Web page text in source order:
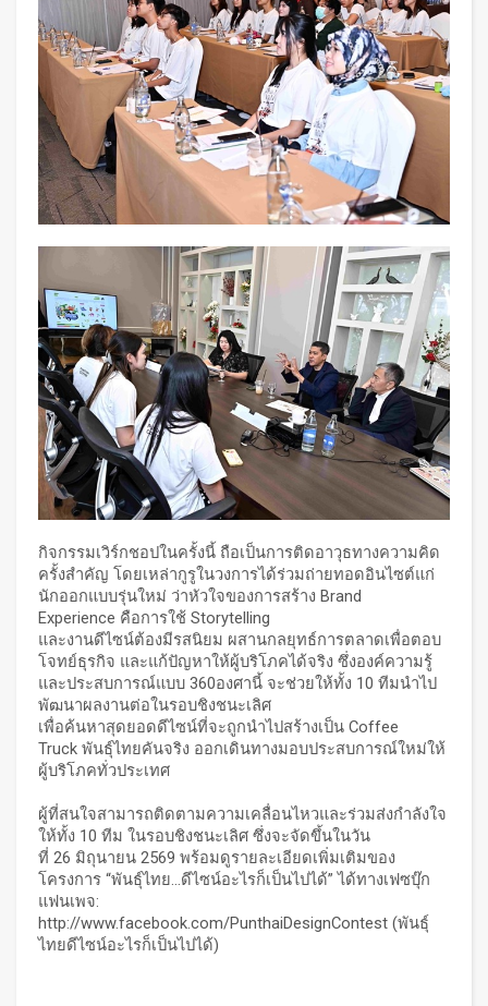
กิจกรรมเวิร์กชอปในครั้งนี้ ถือเป็นการติดอาวุธทางความคิด
ครั้งสำคัญ โดยเหล่ากูรูในวงการได้ร่วมถ่ายทอดอินไซต์แก่
นักออกแบบรุ่นใหม่ ว่าหัวใจของการสร้าง Brand
Experience คือการใช้ Storytelling
และงานดีไซน์ต้องมีรสนิยม ผสานกลยุทธ์การตลาดเพื่อตอบ
โจทย์ธุรกิจ และแก้ปัญหาให้ผู้บริโภคได้จริง ซึ่งองค์ความรู้
และประสบการณ์แบบ 360องศานี้ จะช่วยให้ทั้ง 10 ทีมนำไป
พัฒนาผลงานต่อในรอบชิงชนะเลิศ
เพื่อค้นหาสุดยอดดีไซน์ที่จะถูกนำไปสร้างเป็น Coffee
Truck พันธุ์ไทยคันจริง ออกเดินทางมอบประสบการณ์ใหม่ให้
ผู้บริโภคทั่วประเทศ
ผู้ที่สนใจสามารถติดตามความเคลื่อนไหวและร่วมส่งกำลังใจ
ให้ทั้ง 10 ทีม ในรอบชิงชนะเลิศ ซึ่งจะจัดขึ้นในวัน
ที่ 26 มิถุนายน 2569 พร้อมดูรายละเอียดเพิ่มเติมของ
โครงการ “พันธุ์ไทย...ดีไซน์อะไรก็เป็นไปได้” ได้ทางเฟซบุ๊ก
แฟนเพจ:
http://www.facebook.com/PunthaiDesignContest (พันธุ์
ไทยดีไซน์อะไรก็เป็นไปได้)